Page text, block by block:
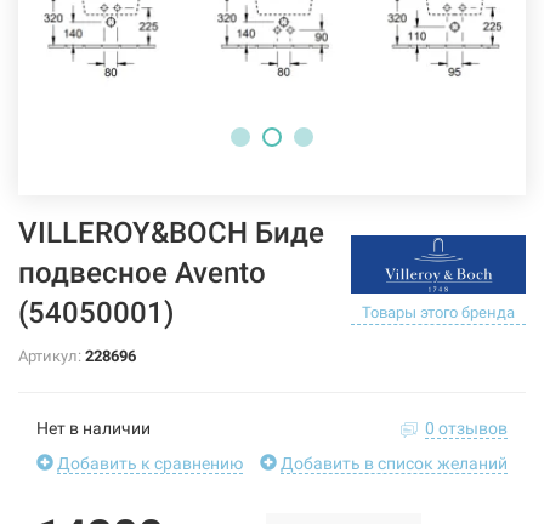
VILLEROY&BOCH Биде
подвесное Avento
(54050001)
Товары этого бренда
Артикул: 228696
Нет в наличии
0 отзывов
Добавить к сравнению
Добавить в список желаний